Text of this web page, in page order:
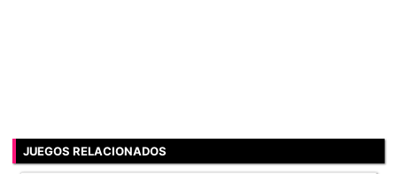
JUEGOS RELACIONADOS